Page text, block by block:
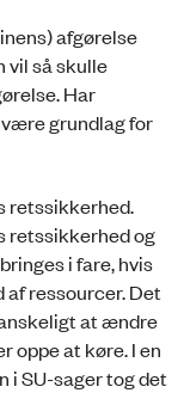
afgørelse
vil så skulle
Har
grundlag for
retssikkerhed.
retssikkerhed og
i fare, hvis
af ressourcer. Det
at ændre
oppe at køre. I en
i SU-sager tog det